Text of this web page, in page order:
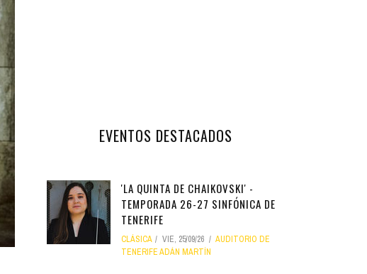
EVENTOS DESTACADOS
'LA QUINTA DE CHAIKOVSKI' -
TEMPORADA 26-27 SINFÓNICA DE
TENERIFE
CLÁSICA VIE, 25/09/26
AUDITORIO DE
TENERIFE ADÁN MARTÍN